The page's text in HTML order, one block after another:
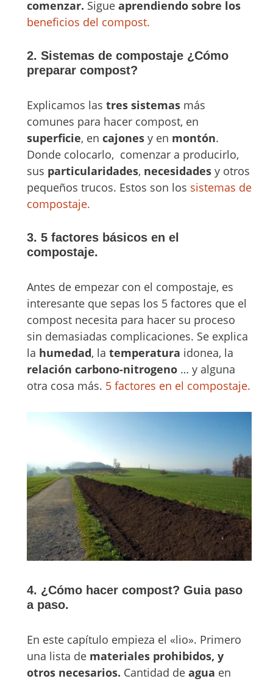
comenzar. Sigue aprendiendo sobre los
beneficios del compost.
2. Sistemas de compostaje ¿Cómo
preparar compost?
Explicamos las tres sistemas más
comunes para hacer compost, en
superficie, en cajones y en montón.
Donde colocarlo, comenzar a producirlo,
sus particularidades, necesidades y otros
pequeños trucos. Estos son los sistemas de
compostaje.
3. 5 factores básicos en el
compostaje.
Antes de empezar con el compostaje, es
interesante que sepas los 5 factores que el
compost necesita para hacer su proceso
sin demasiadas complicaciones. Se explica
la humedad, la temperatura idonea, la
relación carbono-nitrogeno … y alguna
otra cosa más. 5 factores en el compostaje.
4. ¿Cómo hacer compost? Guia paso
a paso.
En este capítulo empieza el «lio». Primero
una lista de materiales prohibidos, y
otros necesarios. Cantidad de agua en